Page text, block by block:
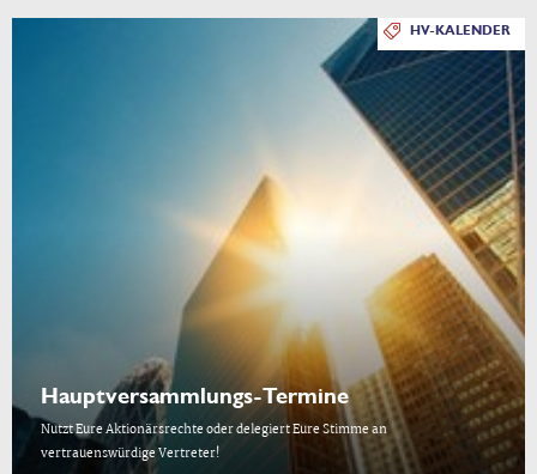
HV-KALENDER
Hauptversammlungs-Termine
Nutzt Eure Aktionärsrechte oder delegiert Eure Stimme an
vertrauenswürdige Vertreter!